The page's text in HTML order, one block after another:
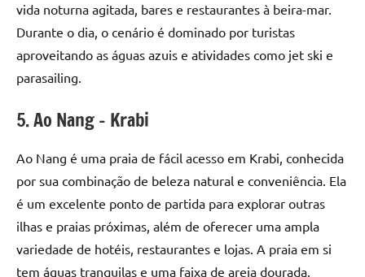
vida noturna agitada, bares e restaurantes à beira-mar.
Durante o dia, o cenário é dominado por turistas
aproveitando as águas azuis e atividades como jet ski e
parasailing.
5. Ao Nang – Krabi
Ao Nang é uma praia de fácil acesso em Krabi, conhecida
por sua combinação de beleza natural e conveniência. Ela
é um excelente ponto de partida para explorar outras
ilhas e praias próximas, além de oferecer uma ampla
variedade de hotéis, restaurantes e lojas. A praia em si
tem águas tranquilas e uma faixa de areia dourada.